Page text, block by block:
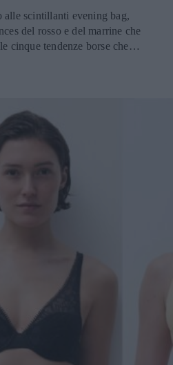
alle scintillanti evening bag,
del rosso e del marrine che
cinque tendenze borse che